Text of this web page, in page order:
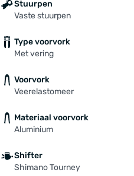
Stuurpen
Vaste stuurpen
Type voorvork
Met vering
Voorvork
Veerelastomeer
Materiaal voorvork
Aluminium
Shifter
Shimano Tourney